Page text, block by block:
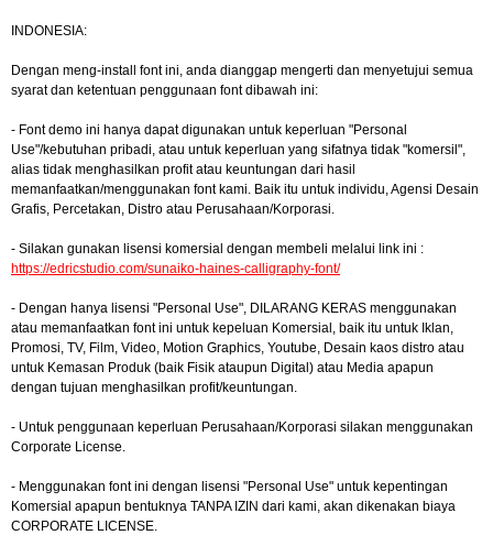
INDONESIA:
Dengan meng-install font ini, anda dianggap mengerti dan menyetujui semua
syarat dan ketentuan penggunaan font dibawah ini:
- Font demo ini hanya dapat digunakan untuk keperluan "Personal
Use"/kebutuhan pribadi, atau untuk keperluan yang sifatnya tidak "komersil",
alias tidak menghasilkan profit atau keuntungan dari hasil
memanfaatkan/menggunakan font kami. Baik itu untuk individu, Agensi Desain
Grafis, Percetakan, Distro atau Perusahaan/Korporasi.
- Silakan gunakan lisensi komersial dengan membeli melalui link ini :
https://edricstudio.com/sunaiko-haines-calligraphy-font/
- Dengan hanya lisensi "Personal Use", DILARANG KERAS menggunakan
atau memanfaatkan font ini untuk kepeluan Komersial, baik itu untuk Iklan,
Promosi, TV, Film, Video, Motion Graphics, Youtube, Desain kaos distro atau
untuk Kemasan Produk (baik Fisik ataupun Digital) atau Media apapun
dengan tujuan menghasilkan profit/keuntungan.
- Untuk penggunaan keperluan Perusahaan/Korporasi silakan menggunakan
Corporate License.
- Menggunakan font ini dengan lisensi "Personal Use" untuk kepentingan
Komersial apapun bentuknya TANPA IZIN dari kami, akan dikenakan biaya
CORPORATE LICENSE.